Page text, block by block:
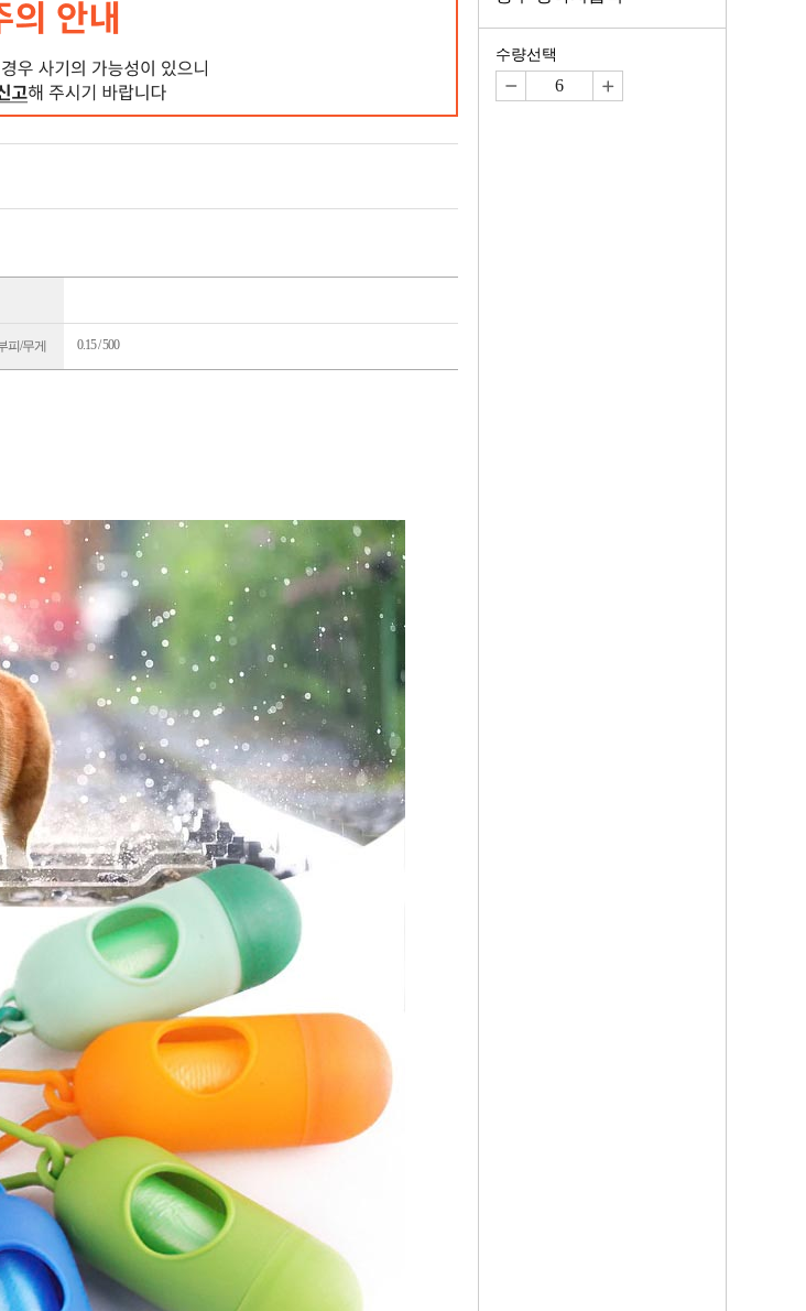
피/무게 0.15 / 500
수량선택